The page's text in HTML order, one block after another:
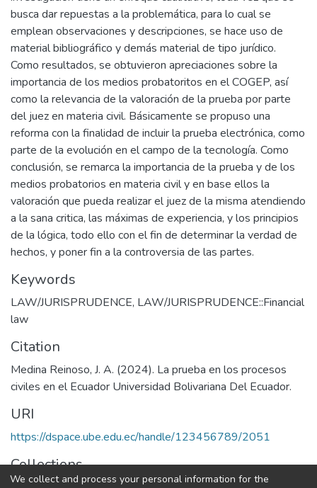
busca dar repuestas a la problemática, para lo cual se
emplean observaciones y descripciones, se hace uso de
material bibliográfico y demás material de tipo jurídico.
Como resultados, se obtuvieron apreciaciones sobre la
importancia de los medios probatoritos en el COGEP, así
como la relevancia de la valoración de la prueba por parte
del juez en materia civil. Básicamente se propuso una
reforma con la finalidad de incluir la prueba electrónica, como
parte de la evolución en el campo de la tecnología. Como
conclusión, se remarca la importancia de la prueba y de los
medios probatorios en materia civil y en base ellos la
valoración que pueda realizar el juez de la misma atendiendo
a la sana critica, las máximas de experiencia, y los principios
de la lógica, todo ello con el fin de determinar la verdad de
hechos, y poner fin a la controversia de las partes.
Keywords
LAW/JURISPRUDENCE, LAW/JURISPRUDENCE::Financial
law
Citation
Medina Reinoso, J. A. (2024). La prueba en los procesos
civiles en el Ecuador Universidad Bolivariana Del Ecuador.
URI
https://dspace.ube.edu.ec/handle/123456789/2051
Collections
We collect and process your personal information for the